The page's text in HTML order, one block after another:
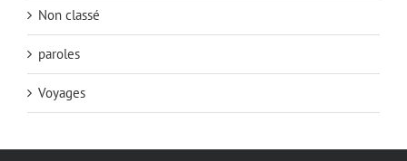
Non classé
paroles
Voyages